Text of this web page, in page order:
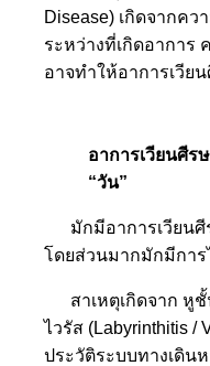
Disease) เกิดจากค
ระหว่างที่เกิดอาการ
อาจทำให้อาการเวีย
อาการเวียนศีร
“วัน”
มักมีอาการเวียน
โดยส่วนมากมักมีกา
สาเหตุเกิดจาก หู
ไวรัส (Labyrinthitis /
ประวัติระบบทางเดิน